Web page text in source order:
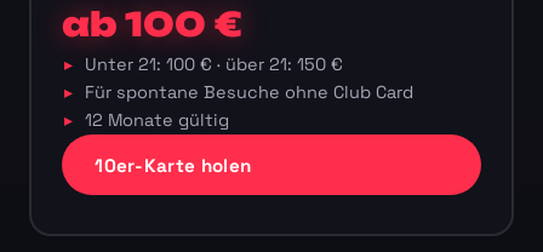
ab 100 €
Unter 21: 100 € · über 21: 150 €
Für spontane Besuche ohne Club Card
12 Monate gültig
10er-Karte holen